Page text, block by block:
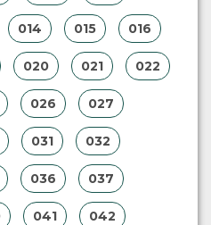
014 015 016
020 021 022
026 027
031 032
036 037
041 042